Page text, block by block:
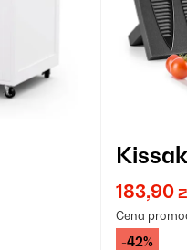
183,90
Cena
-42%